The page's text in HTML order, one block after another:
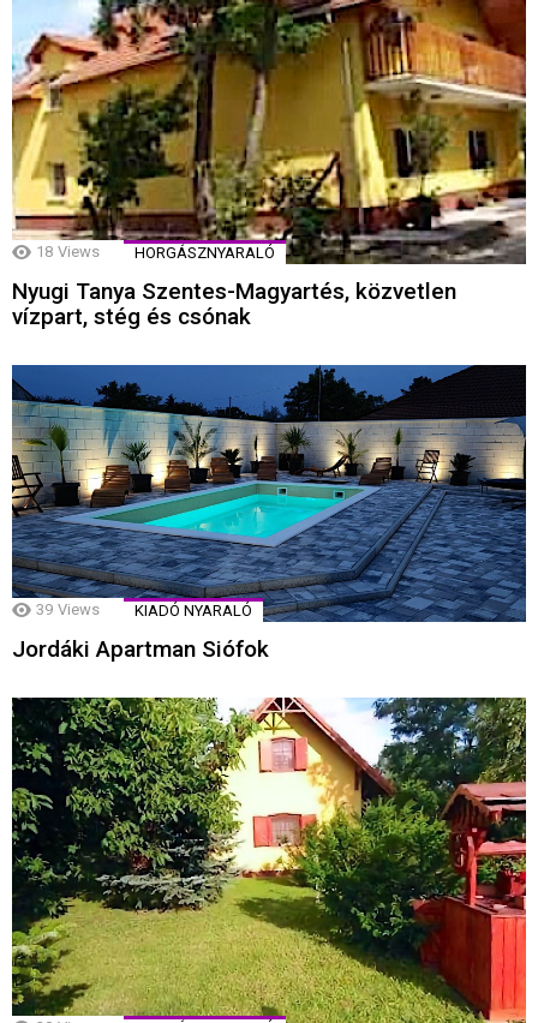
18 Views HORGÁSZNYARALÓ
Nyugi Tanya Szentes-Magyartés, közvetlen
vízpart, stég és csónak
39 Views KIADÓ NYARALÓ
Jordáki Apartman Siófok